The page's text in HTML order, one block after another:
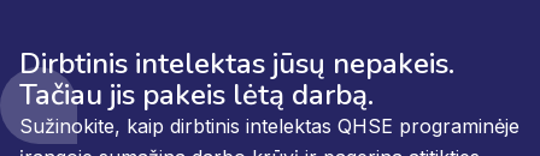
Dirbtinis intelektas jūsų nepakeis.
Tačiau jis pakeis lėtą darbą.
Sužinokite, kaip dirbtinis intelektas QHSE programinėje